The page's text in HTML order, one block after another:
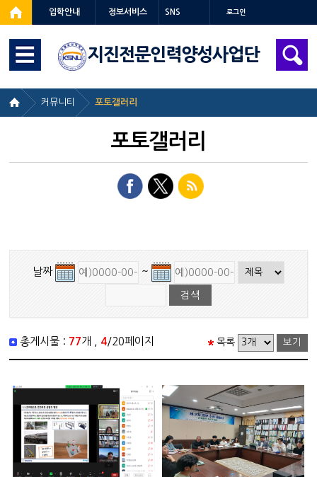
입학안내 정보서비스 SNS 로그인
지진전문인력양성사업단
커뮤니티 포토갤러리
포토갤러리
날짜 ~
총게시물 : 77 개 , 4/20페이지 목록